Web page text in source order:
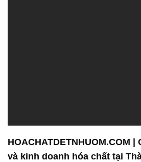
HOACHATDETNHUOM.COM
và kinh doanh hóa chất tại